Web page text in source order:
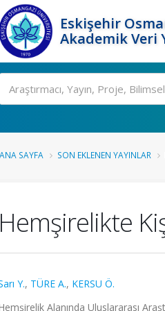
Eskişehir
Akademik Veri
ANA SAYFA SON EKLENEN YAYINLAR
Hemşirelikte
Y., TÜRE A., KERSU Ö.
Alanında Uluslararası